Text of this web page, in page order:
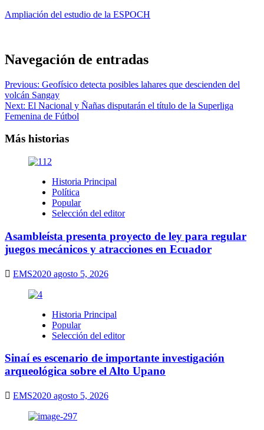
Ampliación del estudio de la ESPOCH
Navegación de entradas
Previous: Geofísico detecta posibles lahares que descienden del
volcán Sangay
Next: El Nacional y Ñañas disputarán el título de la Superliga
Femenina de Fútbol
Más historias
Historia Principal
Política
Popular
Selección del editor
Asambleísta presenta proyecto de ley para regular
juegos mecánicos y atracciones en Ecuador
EMS2020 agosto 5, 2026
Historia Principal
Popular
Selección del editor
Sinaí es escenario de importante investigación
arqueológica sobre el Alto Upano
EMS2020 agosto 5, 2026